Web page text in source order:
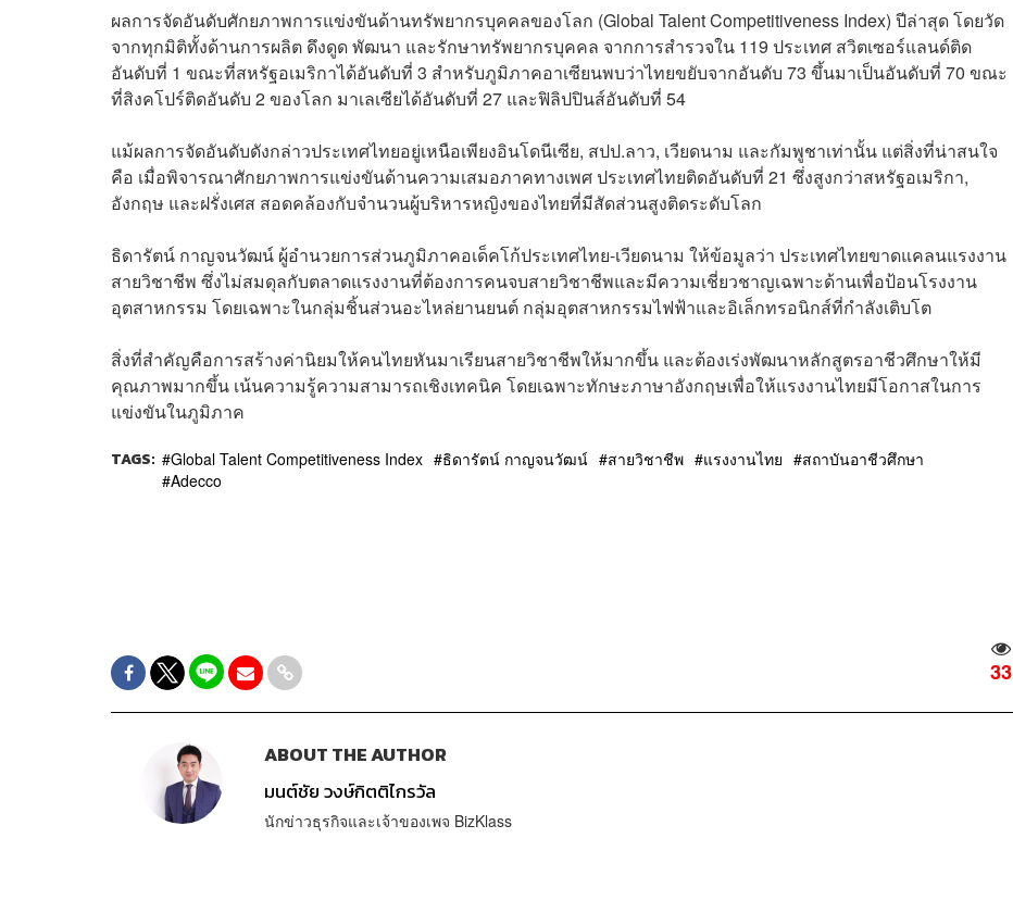
ผลการจัดอันดับศักยภาพการแข่งขันด้านทรัพยากรบุคคลของโลก (Global Talent Competitiveness Index) ปีล่าสุด โดยวัด
จากทุกมิติทั้งด้านการผลิต ดึงดูด พัฒนา และรักษาทรัพยากรบุคคล จากการสำรวจใน 119 ประเทศ สวิตเซอร์แลนด์ติด
อันดับที่ 1 ขณะที่สหรัฐอเมริกาได้อันดับที่ 3 สำหรับภูมิภาคอาเซียนพบว่าไทยขยับจากอันดับ 73 ขึ้นมาเป็นอันดับที่ 70 ขณะ
ที่สิงคโปร์ติดอันดับ 2 ของโลก มาเลเซียได้อันดับที่ 27 และฟิลิปปินส์อันดับที่ 54
แม้ผลการจัดอันดับดังกล่าวประเทศไทยอยู่เหนือเพียงอินโดนีเซีย, สปป.ลาว, เวียดนาม และกัมพูชาเท่านั้น แต่สิ่งที่น่าสนใจ
คือ เมื่อพิจารณาศักยภาพการแข่งขันด้านความเสมอภาคทางเพศ ประเทศไทยติดอันดับที่ 21 ซึ่งสูงกว่าสหรัฐอเมริกา,
อังกฤษ และฝรั่งเศส สอดคล้องกับจำนวนผู้บริหารหญิงของไทยที่มีสัดส่วนสูงติดระดับโลก
ธิดารัตน์ กาญจนวัฒน์ ผู้อำนวยการส่วนภูมิภาคอเด็คโก้ประเทศไทย-เวียดนาม ให้ข้อมูลว่า ประเทศไทยขาดแคลนแรงงาน
สายวิชาชีพ ซึ่งไม่สมดุลกับตลาดแรงงานที่ต้องการคนจบสายวิชาชีพและมีความเชี่ยวชาญเฉพาะด้านเพื่อป้อนโรงงาน
อุตสาหกรรม โดยเฉพาะในกลุ่มชิ้นส่วนอะไหล่ยานยนต์ กลุ่มอุตสาหกรรมไฟฟ้าและอิเล็กทรอนิกส์ที่กำลังเติบโต
สิ่งที่สำคัญคือการสร้างค่านิยมให้คนไทยหันมาเรียนสายวิชาชีพให้มากขึ้น และต้องเร่งพัฒนาหลักสูตรอาชีวศึกษาให้มี
คุณภาพมากขึ้น เน้นความรู้ความสามารถเชิงเทคนิค โดยเฉพาะทักษะภาษาอังกฤษเพื่อให้แรงงานไทยมีโอกาสในการ
แข่งขันในภูมิภาค
TAGS: Global Talent Competitiveness Index ธิดารัตน์ กาญจนวัฒน์ สายวิชาชีพ แรงงานไทย
สถาบันอาชีวศึกษา
Adecco
33
ABOUT THE AUTHOR
มนต์ชัย วงษ์กิตติไกรวัล
นักข่าวธุรกิจและเจ้าของเพจ BizKlass